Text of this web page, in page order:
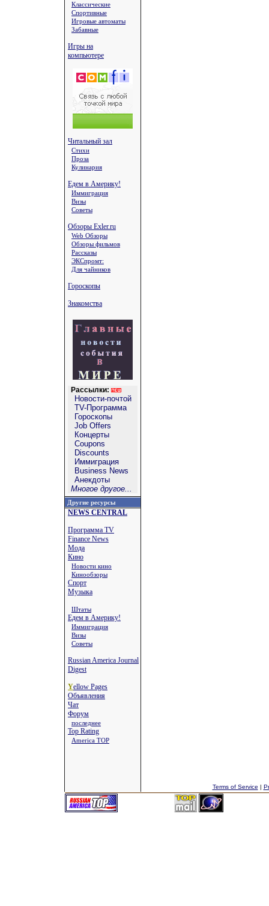
Классические
Спортивные
Игровые автоматы
Забавные
Игры на
компьютере
Читальный зал
Стихи
Проза
Кулинария
Едем в Америку!
Иммиграция
Визы
Советы
Обзоры Exler.ru
Web Обзоры
Обзоры фильмов
Рассказы
ЭКСпромт:
Для чайников
Гороскопы
Знакомства
Рассылки:
Новости-почтой
TV-Программа
Гороскопы
Job Offers
Концерты
Coupons
Discounts
Иммиграция
Business News
Анекдоты
Многое другое...
Другие ресурсы
NEWS CENTRAL
Программа TV
Finance News
Мода
Кино
Новости кино
Кинообзоры
Спорт
Музыка
Штаты
Едем в Америку!
Иммиграция
Визы
Советы
Russian America Journal
Digest
Yellow Pages
Объявления
Чат
Форум
последнее
Top Rating
America TOP
Terms of Service |